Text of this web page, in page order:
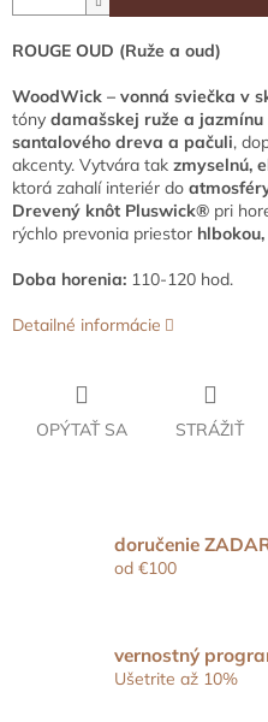
ROUGE OUD (Ruže a oud)
WoodWick – vonná sviečka v
tóny damašskej ruže a jazmínu
santalového dreva a pačuli,
akcenty. Vytvára tak zmyselnú,
ktorá zahalí interiér do
Drevený knôt Pluswick® pri
rýchlo prevonia priestor
Doba horenia: 110-120 hod.
Detailné informácie
OPÝTAŤ SA STRÁŽIŤ
doručenie
od €100
vernostný
Ušetrite až 10%